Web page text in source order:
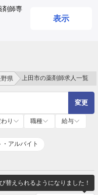
剤師専
表示
ログイン
県 上田市の薬剤師求人一覧
変更
り 職種
給与
・アルバイト
替えられるようになりました！